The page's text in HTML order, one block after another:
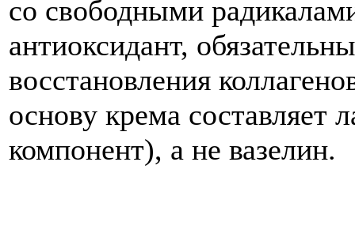
со свободными
антиоксидант,
восстановления
основу крема составляет
компонент), а не вазелин.